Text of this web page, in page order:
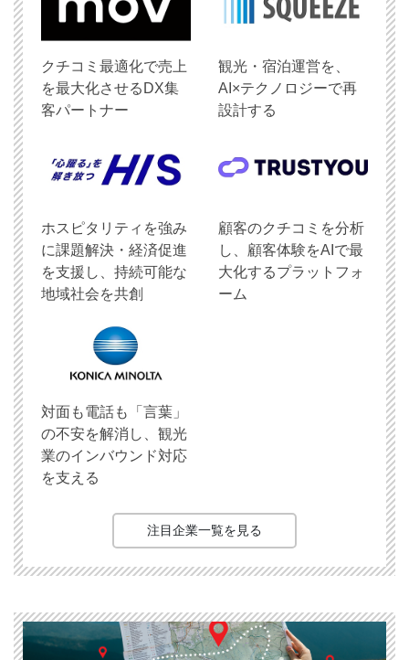
クチコミ最適化で売上
を最大化させるDX集
客パートナー
観光・宿泊運営を、
AI×テクノロジーで再
設計する
ホスピタリティを強み
に課題解決・経済促進
を支援し、持続可能な
地域社会を共創
顧客のクチコミを分析
し、顧客体験をAIで最
大化するプラットフォ
ーム
対面も電話も「言葉」
の不安を解消し、観光
業のインバウンド対応
を支える
注目企業一覧を見る